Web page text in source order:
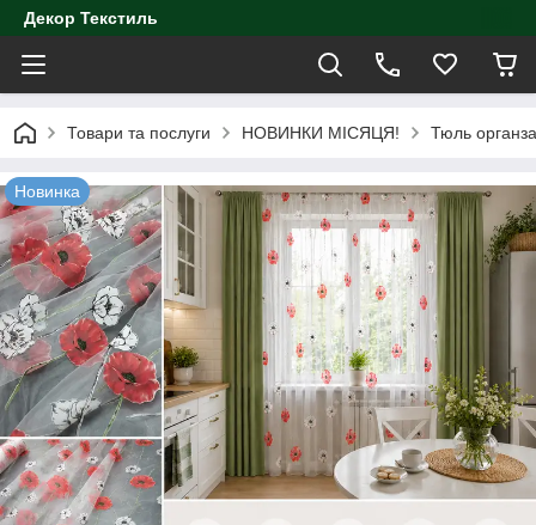
Декор Текстиль
Товари та послуги НОВИНКИ МІСЯЦЯ! Тюль
Новинка